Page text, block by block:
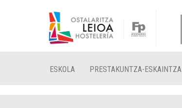
ESKOLA PRESTAKUNTZA-ESKAINTZA